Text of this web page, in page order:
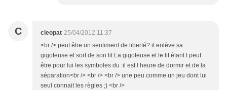
C cleopat 25/04/2012 11:37
<br /> peut être un sentiment de liberté? il enlève sa
gigoteuse et sort de son lit La gigoteuse et le lit étant t peut
être pour lui les symboles du :il est l heure de dormir et de la
séparation<br /> <br /> <br /> une peu comme un jeu dont lui
seul connait les règles ;) <br />